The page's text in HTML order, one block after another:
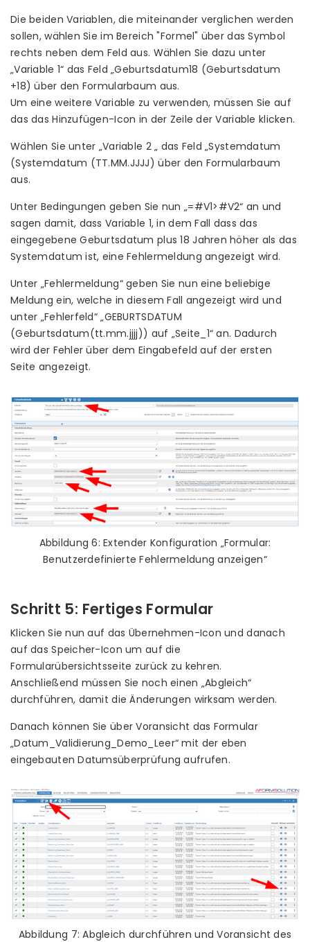
Die beiden Variablen, die miteinander verglichen werden
sollen, wählen Sie im Bereich "Formel" über das Symbol
rechts neben dem Feld aus. Wählen Sie dazu unter
„Variable 1“ das Feld „Geburtsdatum18 (Geburtsdatum
+18) über den Formularbaum aus.
Um eine weitere Variable zu verwenden, müssen Sie auf
das das Hinzufügen-Icon in der Zeile der Variable klicken.
Wählen Sie unter „Variable 2 „ das Feld „Systemdatum
(Systemdatum (TT.MM.JJJJ) über den Formularbaum
aus.
Unter Bedingungen geben Sie nun „=#V1>#V2“ an und
sagen damit, dass Variable 1, in dem Fall dass das
eingegebene Geburtsdatum plus 18 Jahren höher als das
Systemdatum ist, eine Fehlermeldung angezeigt wird.
Unter „Fehlermeldung“ geben Sie nun eine beliebige
Meldung ein, welche in diesem Fall angezeigt wird und
unter „Fehlerfeld“ „GEBURTSDATUM
(Geburtsdatum(tt.mm.jjjj)) auf „Seite_1“ an. Dadurch
wird der Fehler über dem Eingabefeld auf der ersten
Seite angezeigt.
Abbildung 6: Extender Konfiguration „Formular:
Benutzerdefinierte Fehlermeldung anzeigen“
Schritt 5: Fertiges Formular
Klicken Sie nun auf das Übernehmen-Icon und danach
auf das Speicher-Icon um auf die
Formularübersichtsseite zurück zu kehren.
Anschließend müssen Sie noch einen „Abgleich“
durchführen, damit die Änderungen wirksam werden.
Danach können Sie über Voransicht das Formular
„Datum_Validierung_Demo_Leer“ mit der eben
eingebauten Datumsüberprüfung aufrufen.
Abbildung 7: Abgleich durchführen und Voransicht des